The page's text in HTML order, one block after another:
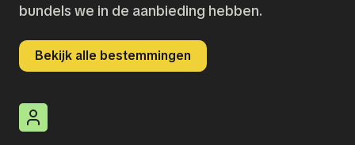
bundels we in de aanbieding hebben.
Bekijk alle bestemmingen